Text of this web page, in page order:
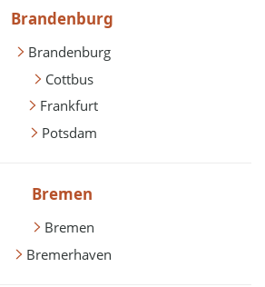
Brandenburg
Brandenburg
Cottbus
Frankfurt
Potsdam
Bremen
Bremen
Bremerhaven